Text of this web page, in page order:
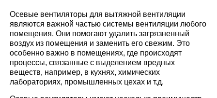
Осевые вентиляторы для вытяжной вентиляции
являются важной частью системы вентиляции любого
помещения. Они помогают удалить загрязненный
воздух из помещения и заменить его свежим. Это
особенно важно в помещениях, где происходят
процессы, связанные с выделением вредных
веществ, например, в кухнях, химических
лабораториях, промышленных цехах и т.д.